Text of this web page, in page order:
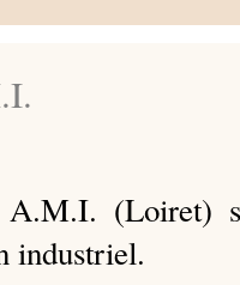
A.M.I. (Loiret)
industriel.